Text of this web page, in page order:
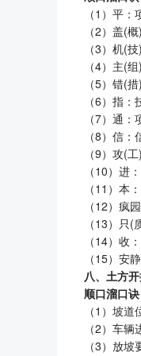
（1）平
（2）盖(
（3）机(
（4）主(
（5）错(
（6）指：
（7）通：
（8）信：
（9）攻(
（10）进
（11）本
（12）疯
（13）只(
（14）收
（15）安
八、土方
顺口溜口诀
（1）坡道
（2）车辆
（3）放坡